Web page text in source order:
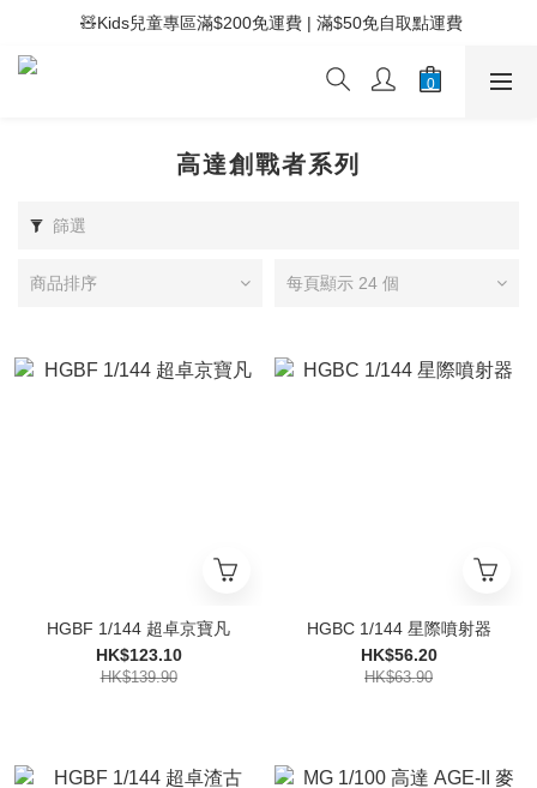
⚡滿$400免運費 | 滿$200免Easy Trade自取點運費
🧸Kids兒童專區滿$200免運費 | 滿$50免自取點運費
⚡滿$400免運費 | 滿$200免Easy Trade自取點運費
高達創戰者系列
篩選
商品排序 每頁顯示 24 個
HGBF 1/144 超卓京寶凡
HK$123.10
HK$139.90
HGBC 1/144 星際噴射器
HK$56.20
HK$63.90